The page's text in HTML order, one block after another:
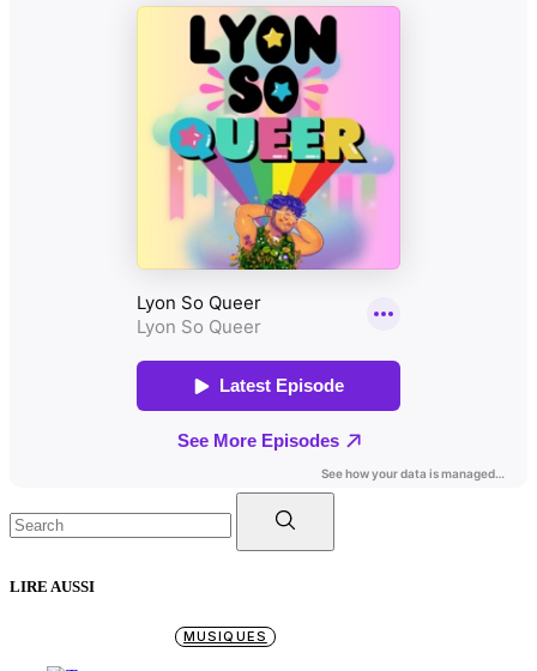
for:
LIRE AUSSI
MUSIQUES